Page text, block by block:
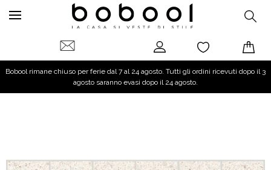
Bobool rimane chiuso per ferie dal 7 al 24 agosto. Tutti gli ordini ricevuti dopo il 3
agosto saranno evasi dopo il 24 agosto.